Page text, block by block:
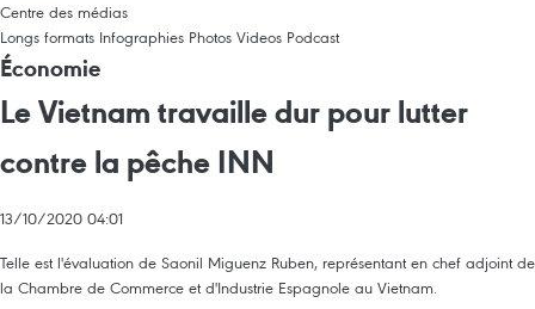
Centre des médias
Longs formats Infographies Photos Videos Podcast
Économie
Le Vietnam travaille dur pour lutter
contre la pêche INN
13/10/2020 04:01
Telle est l'évaluation de Saonil Miguenz Ruben, représentant en chef adjoint de
la Chambre de Commerce et d'Industrie Espagnole au Vietnam.